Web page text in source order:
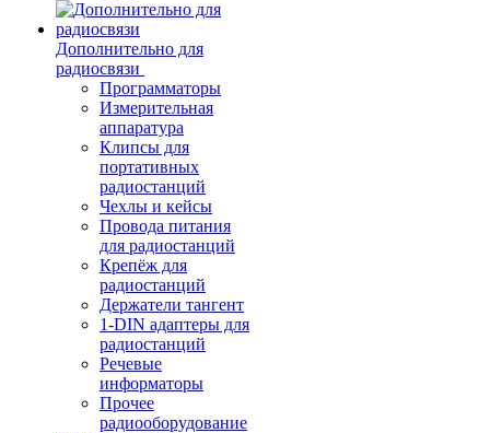
Дополнительно для
радиосвязи
Программаторы
Измерительная
аппаратура
Клипсы для
портативных
радиостанций
Чехлы и кейсы
Провода питания
для радиостанций
Крепёж для
радиостанций
Держатели тангент
1-DIN адаптеры для
радиостанций
Речевые
информаторы
Прочее
радиооборудование